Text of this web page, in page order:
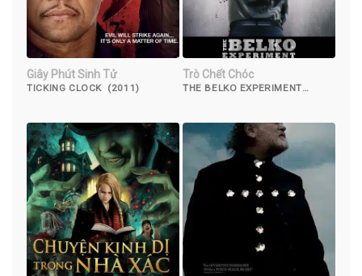
Giây Phút Sinh Tử
TICKING CLOCK (2011)
Trò Chết Chóc
THE BELKO EXPERIMENT